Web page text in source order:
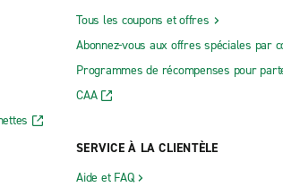
Tous les coupons et offres
Abonnez-vous aux offres spéciales par
Programmes de récompenses pour
CAA
SERVICE À LA CLIENTÈLE
Aide et FAQ